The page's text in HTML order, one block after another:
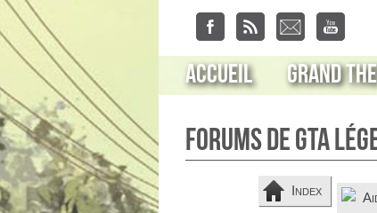
Accueil Grand
Forums de GTA
Index